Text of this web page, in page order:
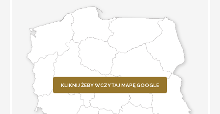
KLIKNIJ ŻEBY WCZYTAJ MAPĘ GOOGLE